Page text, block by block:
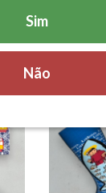
Sim
Não